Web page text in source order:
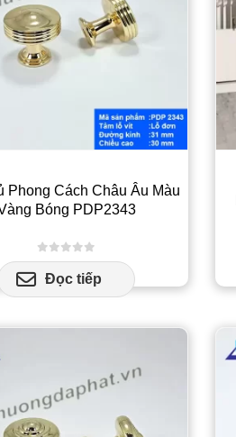
Phong Cách Châu Âu Màu
Bóng PDP2343
0out of 5
Đọc tiếp